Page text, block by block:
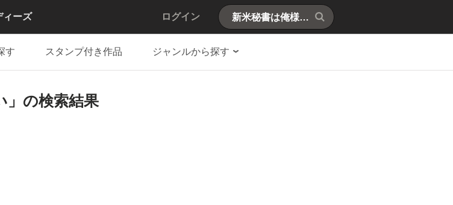
ィーズ ログイン
す スタンプ付き作品 ジャンルから探す
」の検索結果